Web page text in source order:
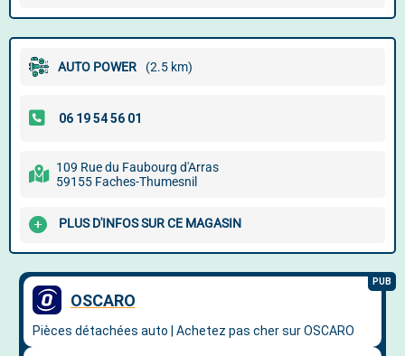
AUTO POWER (2.5 km)
109 Rue du Faubourg d'Arras
59155 Faches-Thumesnil
PLUS D'INFOS SUR CE MAGASIN